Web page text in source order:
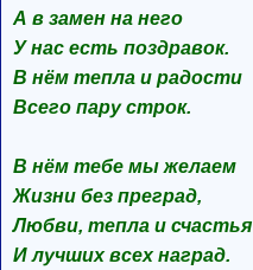
А в замен на него
У нас есть поздравок.
В нём тепла и радости
Всего пару строк.
В нём тебе мы желаем
Жизни без преград,
Любви, тепла и счастья
И лучших всех наград.